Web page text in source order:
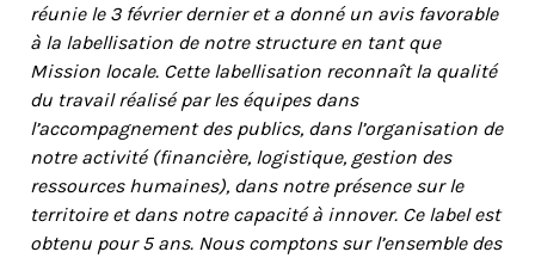
réunie le 3 février dernier et a donné un avis favorable
à la labellisation de notre structure en tant que
Mission locale. Cette labellisation reconnaît la qualité
du travail réalisé par les équipes dans
l’accompagnement des publics, dans l’organisation de
notre activité (financière, logistique, gestion des
ressources humaines), dans notre présence sur le
territoire et dans notre capacité à innover. Ce label est
obtenu pour 5 ans. Nous comptons sur l’ensemble des